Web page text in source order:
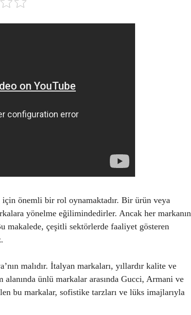
önemli bir rol oynamaktadır. Bir ürün veya
yönelme eğilimindedirler. Ancak her markanın
çeşitli sektörlerde faaliyet gösteren
malıdır. İtalyan markaları, yıllardır kalite ve
alanında ünlü markalar arasında Gucci, Armani ve
bu markalar, sofistike tarzları ve lüks imajlarıyla